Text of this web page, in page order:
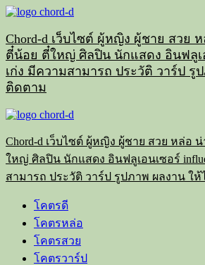
Skip
content
Chord-d เว็บไซต์ ผู้หญิง ผู้ชาย สวย
ตี๋น้อย ตี๋ใหญ่ ศิลปิน นักแสดง อินฟลูเ
เก่ง มีความสามารถ ประวัติ วาร์ป รู
ติดตาม
Primary
Chord-d เว็บไซต์ ผู้หญิง ผู้ชาย สวย หล่อ
ใหญ่ ศิลปิน นักแสดง อินฟลูเอนเซอร์
สามารถ ประวัติ วาร์ป รูปภาพ ผลงาน ให้
โคตรดี
โคตรหล่อ
โคตรสวย
โคตรวาร์ป